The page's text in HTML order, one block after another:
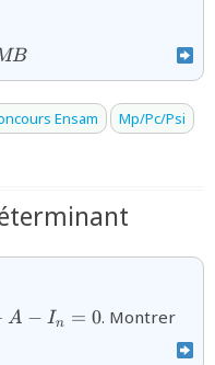
Ensam
Mp/Pc/Psi
A − In = 0. Montrer